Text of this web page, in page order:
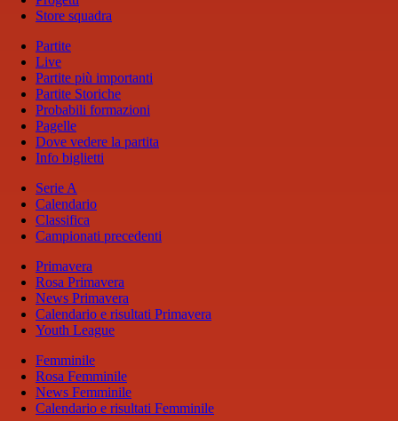
Store squadra
Partite
Live
Partite più importanti
Partite Storiche
Probabili formazioni
Pagelle
Dove vedere la partita
Info biglietti
Serie A
Calendario
Classifica
Campionati precedenti
Primavera
Rosa Primavera
News Primavera
Calendario e risultati Primavera
Youth League
Femminile
Rosa Femminile
News Femminile
Calendario e risultati Femminile